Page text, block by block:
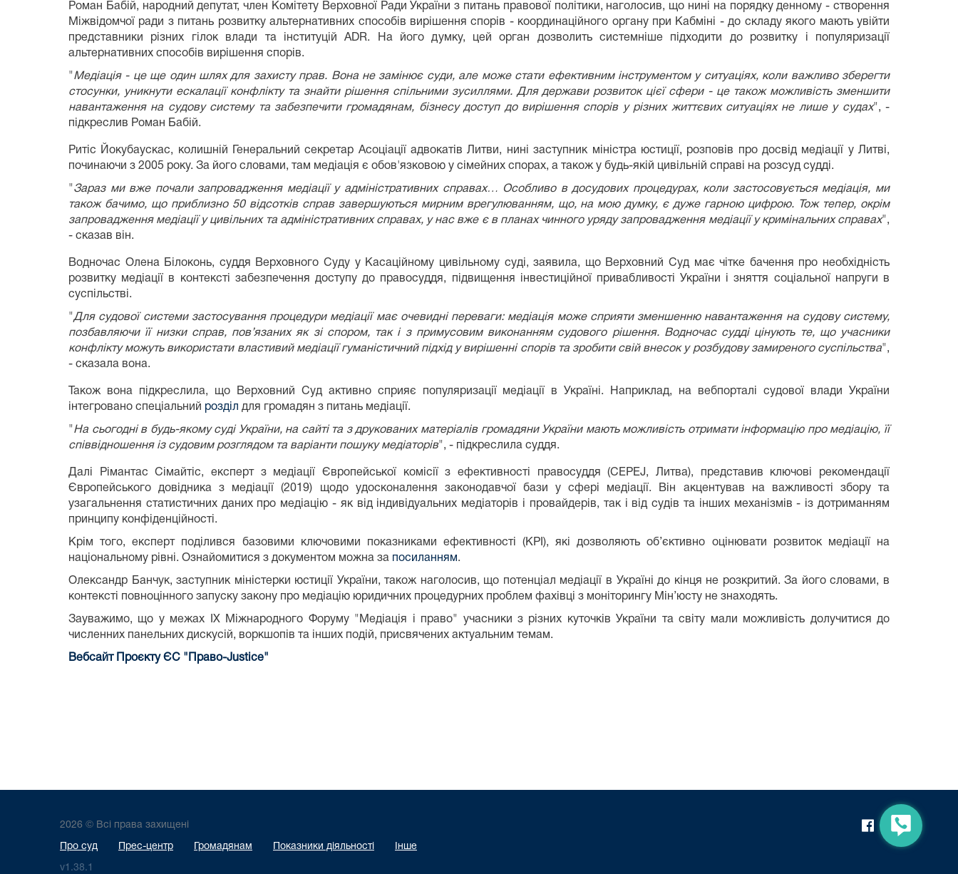
Роман Бабій, народний депутат, член Комітету Верховної Ради України з питань правової політики, наголосив, що нині на порядку денному - створення
Міжвідомчої ради з питань розвитку альтернативних способів вирішення спорів - координаційного органу при Кабміні - до складу якого мають увійти
представники різних гілок влади та інституцій ADR. На його думку, цей орган дозволить системніше підходити до розвитку і популяризації
альтернативних способів вирішення спорів.
" Медіація - це ще один шлях для захисту прав. Вона не замінює суди, але може стати ефективним інструментом у ситуаціях, коли важливо зберегти
стосунки, уникнути ескалації конфлікту та знайти рішення спільними зусиллями. Для держави розвиток цієї сфери - це також можливість зменшити
навантаження на судову систему та забезпечити громадянам, бізнесу доступ до вирішення спорів у різних життєвих ситуаціях не лише у судах", -
підкреслив Роман Бабій.
Ритіс Йокубаускас, колишній Генеральний секретар Асоціації адвокатів Литви, нині заступник міністра юстиції, розповів про досвід медіації у Литві,
починаючи з 2005 року. За його словами, там медіація є обов'язковою у сімейних спорах, а також у будь-якій цивільній справі на розсуд судді.
" Зараз ми вже почали запровадження медіації у адміністративних справах… Особливо в досудових процедурах, коли застосовується медіація, ми
також бачимо, що приблизно 50 відсотків справ завершуються мирним врегулюванням, що, на мою думку, є дуже гарною цифрою. Тож тепер, окрім
запровадження медіації у цивільних та адміністративних справах, у нас вже є в планах чинного уряду запровадження медіації у кримінальних справах",
- сказав він.
Водночас Олена Білоконь, суддя Верховного Суду у Касаційному цивільному суді, заявила, що Верховний Суд має чітке бачення про необхідність
розвитку медіації в контексті забезпечення доступу до правосуддя, підвищення інвестиційної привабливості України і зняття соціальної напруги в
суспільстві.
"Для судової системи застосування процедури медіації має очевидні переваги: медіація може сприяти зменшенню навантаження на судову систему,
позбавляючи її низки справ, пов’язаних як зі спором, так і з примусовим виконанням судового рішення. Водночас судді цінують те, що учасники
конфлікту можуть використати властивий медіації гуманістичний підхід у вирішенні спорів та зробити свій внесок у розбудову замиреного суспільства",
- сказала вона.
Також вона підкреслила, що Верховний Суд активно сприяє популяризації медіації в Україні. Наприклад, на вебпорталі судової влади України
інтегровано спеціальний розділ для громадян з питань медіації.
" На сьогодні в будь-якому суді України, на сайті та з друкованих матеріалів громадяни України мають можливість отримати інформацію про медіацію, її
співвідношення із судовим розглядом та варіанти пошуку медіаторів", - підкреслила суддя.
Далі Рімантас Сімайтіс, експерт з медіації Європейської комісії з ефективності правосуддя (CEPEJ, Литва), представив ключові рекомендації
Європейського довідника з медіації (2019) щодо удосконалення законодавчої бази у сфері медіації. Він акцентував на важливості збору та
узагальнення статистичних даних про медіацію - як від індивідуальних медіаторів і провайдерів, так і від судів та інших механізмів - із дотриманням
принципу конфіденційності.
Крім того, експерт поділився базовими ключовими показниками ефективності (KPI), які дозволяють об’єктивно оцінювати розвиток медіації на
національному рівні. Ознайомитися з документом можна за посиланням.
Олександр Банчук, заступник міністерки юстиції України, також наголосив, що потенціал медіації в Україні до кінця не розкритий. За його словами, в
контексті повноцінного запуску закону про медіацію юридичних процедурних проблем фахівці з моніторингу Мін’юсту не знаходять.
Зауважимо, що у межах IX Міжнародного Форуму "Медіація і право" учасники з різних куточків України та світу мали можливість долучитися до
численних панельних дискусій, воркшопів та інших подій, присвячених актуальним темам.
Вебсайт Проєкту ЄС "Право-Justice"
2026 © Всі права захищені
Про суд Прес-центр Громадянам Показники діяльності Інше
v1.38.1